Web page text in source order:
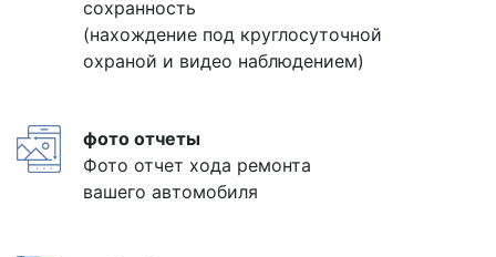
сохранность
(нахождение под круглосуточной
охраной и видео наблюдением)
фото отчеты
Фото отчет хода ремонта
вашего автомобиля